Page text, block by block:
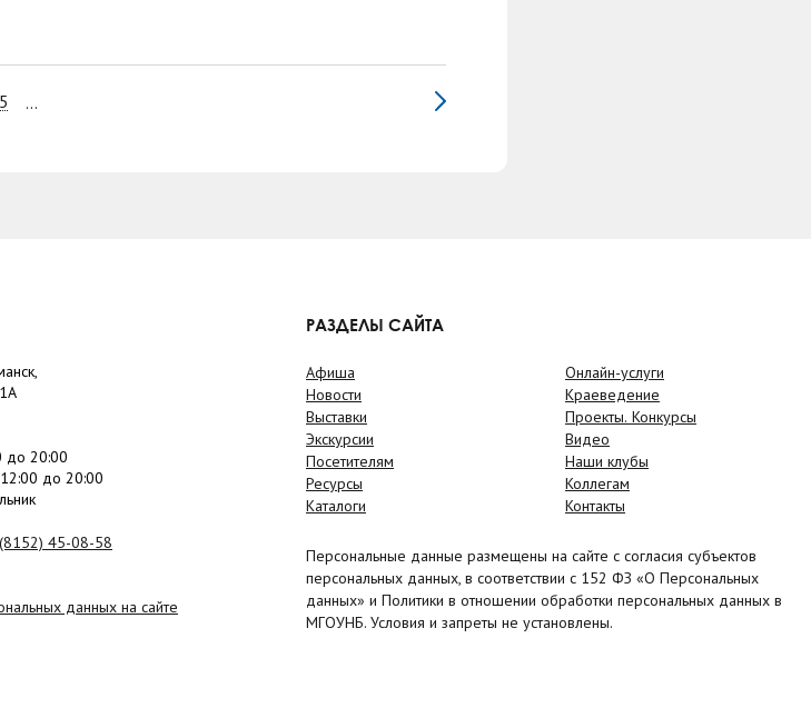
5 ...
до 20:00
до 20:00
45-08-58
данных на сайте
РАЗДЕЛЫ САЙТА
Афиша
Новости
Выставки
Экскурсии
Посетителям
Ресурсы
Каталоги
Онлайн-услуги
Краеведение
Проекты. Конкурсы
Видео
Наши клубы
Коллегам
Контакты
Персональные данные размещены на сайте с согласия субъектов
персональных данных, в соответствии с 152 ФЗ «О Персональных
данных» и Политики в отношении обработки персональных данных в
МГОУНБ. Условия и запреты не установлены.